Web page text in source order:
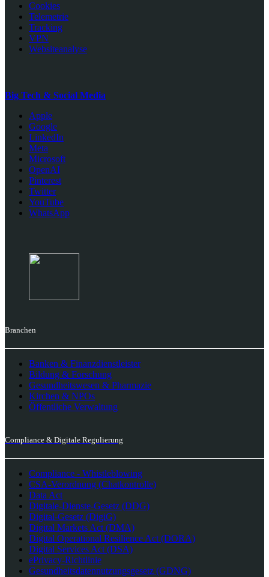
Cookies
Telemetrie
Tracking
VPN
Websiteanalyse
Big Tech & Social Media
Apple
Google
LinkedIn
Meta
Microsoft
OpenAI
Pinterest
Twitter
YouTube
WhatsApp
Branchen
Banken & Finanzdienstleister
Bildung & Forschung
Gesundheitswesen & Pharmazie
Kirchen & NPOs
Öffentliche Verwaltung
Compliance & Digitale Regulierung
Compliance - Whistleblowing
CSA-Verordnung (Chatkontrolle)
Data Act
Digitale-Dienste-Gesetz (DDG)
Digital-Gesetz (DigiG)
Digital Markets Act (DMA)
Digital Operational Resilience Act (DORA)
Digital Services Act (DSA)
ePrivacy-Richtlinie
Gesundheitsdatennutzungsgesetz (GDNG)